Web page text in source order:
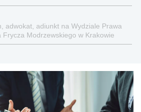
adwokat, adiunkt na Wydziale Prawa
Frycza Modrzewskiego w Krakowie
ds. równego traktowania i
aspektach związanych z pracą i